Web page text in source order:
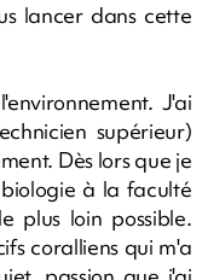
lancer dans cette
J'ai
supérieur)
Dès lors que je
à la faculté
plus loin possible.
coralliens qui m'a